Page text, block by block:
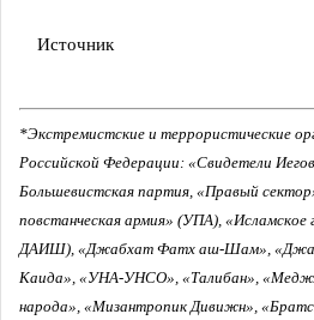
Источник
*Экстремистские и террористические
Российской Федерации: «Свидетели
Большевистская партия, «Правый
повстанческая армия» (УПА),
ДАИШ), «Джабхат Фатх аш-Шам»,
Каида», «УНА-УНСО», «Талибан»,
народа», «Мизантропик Дивижн»,